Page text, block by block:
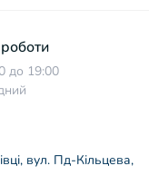
до 19:00
вул. Пд-Кільцева,